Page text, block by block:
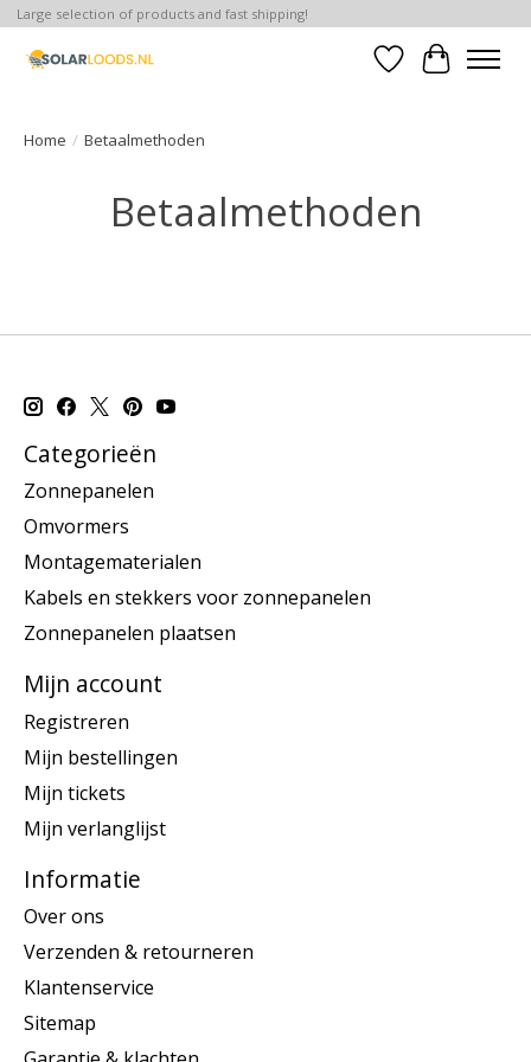
Large selection of products and fast shipping!
Verlanglijst
Home / Betaalmethoden
Betaalmethoden
Categorieën
Zonnepanelen
Omvormers
Montagematerialen
Kabels en stekkers voor zonnepanelen
Zonnepanelen plaatsen
Mijn account
Registreren
Mijn bestellingen
Mijn tickets
Mijn verlanglijst
Informatie
Over ons
Verzenden & retourneren
Klantenservice
Sitemap